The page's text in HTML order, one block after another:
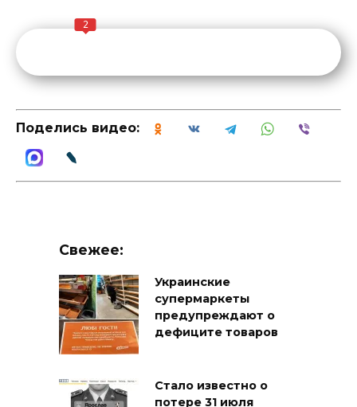
2
Поделись видео:
Свежее:
Украинские
супермаркеты
предупреждают о
дефиците товаров
Стало известно о
потере 31 июля